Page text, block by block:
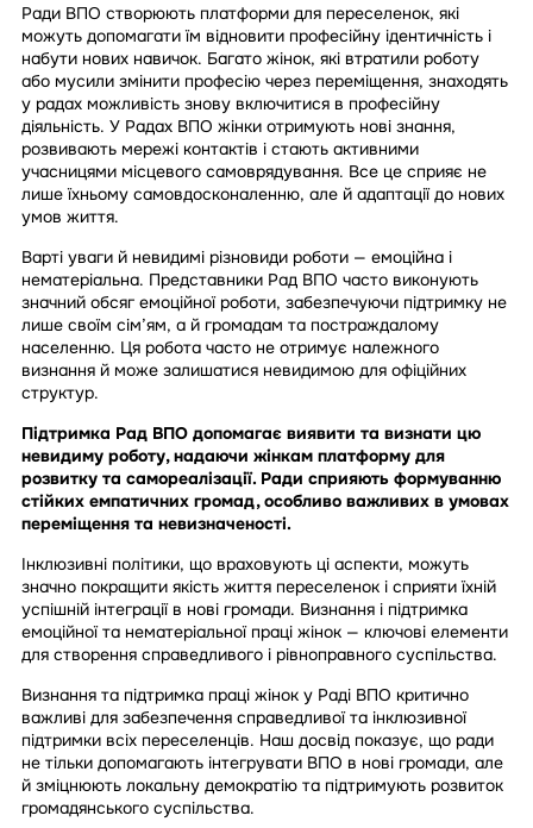
Ради ВПО створюють платформи для переселенок, які
можуть допомагати їм відновити професійну ідентичність і
набути нових навичок. Багато жінок, які втратили роботу
або мусили змінити професію через переміщення, знаходять
у радах можливість знову включитися в професійну
діяльність. У Радах ВПО жінки отримують нові знання,
розвивають мережі контактів і стають активними
учасницями місцевого самоврядування. Все це сприяє не
лише їхньому самовдосконаленню, але й адаптації до нових
умов життя.
Варті уваги й невидимі різновиди роботи — емоційна і
нематеріальна. Представники Рад ВПО часто виконують
значний обсяг емоційної роботи, забезпечуючи підтримку не
лише своїм сім’ям, а й громадам та постраждалому
населенню. Ця робота часто не отримує належного
визнання й може залишатися невидимою для офіційних
структур.
Підтримка Рад ВПО допомагає виявити та визнати цю
невидиму роботу, надаючи жінкам платформу для
розвитку та самореалізації. Ради сприяють формуванню
стійких емпатичних громад, особливо важливих в умовах
переміщення та невизначеності.
Інклюзивні політики, що враховують ці аспекти, можуть
значно покращити якість життя переселенок і сприяти їхній
успішній інтеграції в нові громади. Визнання і підтримка
емоційної та нематеріальної праці жінок — ключові елементи
для створення справедливого і рівноправного суспільства.
Визнання та підтримка праці жінок у Раді ВПО критично
важливі для забезпечення справедливої та інклюзивної
підтримки всіх переселенців. Наш досвід показує, що ради
не тільки допомагають інтегрувати ВПО в нові громади, але
й зміцнюють локальну демократію та підтримують розвиток
громадянського суспільства.